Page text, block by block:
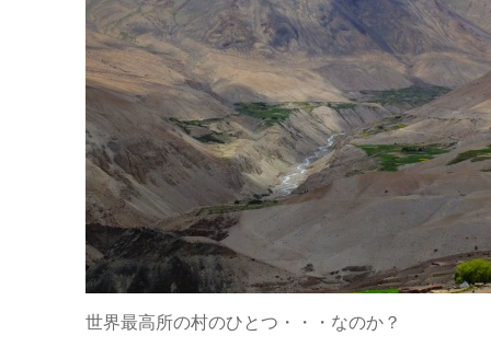
世界最高所の村のひとつ・・・なのか？